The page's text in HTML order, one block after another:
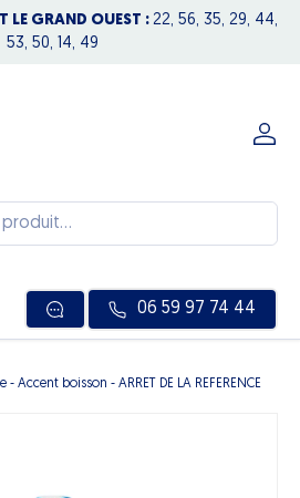
LE GRAND OUEST : 22, 56, 35, 29, 44,
53, 50, 14, 49
06 59 97 74 44
Se
- Accent boisson - ARRET DE LA REFERENCE